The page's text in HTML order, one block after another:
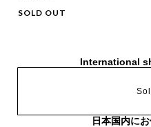
SOLD OUT
International
日本国内に